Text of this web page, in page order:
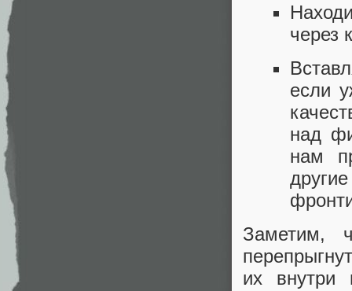
через
если
над
нам
Заметим,
их внутри